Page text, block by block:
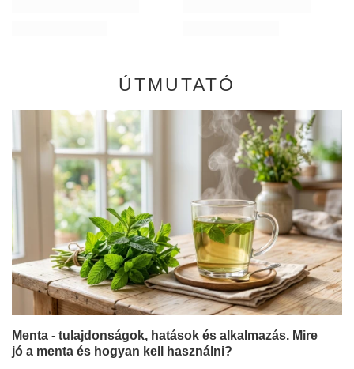
Menta - tulajdonságok, hatások és alkalmazás. Mire
jó a menta és hogyan kell használni?
Nehéz elképzelni egy otthoni gyógyszeres szekrényt,
konyhát vagy nyári frissítőt nélküle. A menta
kétségtelenül a világ egyik legnépszerűbb növénye,
amelyet évezredek óta értékelnek jellegzetes illata és
kifejezés egy egész család lenyűgöző, teljesen eltérő
tulajdonságokkal rendelkező fajtát rejt?